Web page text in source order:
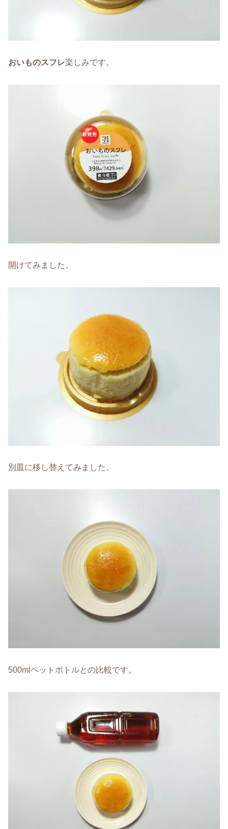
おいものスフレ楽しみです。
開けてみました。
別皿に移し替えてみました。
500mlペットボトルとの比較です。